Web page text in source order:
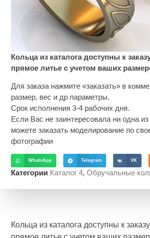
Кольца из каталога доступны к
прямое литье с учетом ваших
Для заказа нажмите «заказать» в
размер, вес и др параметры.
Срок исполнения 3-4 рабочих дня.
Если Вас не заинтересовала ни одна
можете заказать моделирование по
фотографии
WhatsApp Telegram VK
Категории Каталог 4,Обручальные
Кольца из каталога доступны к